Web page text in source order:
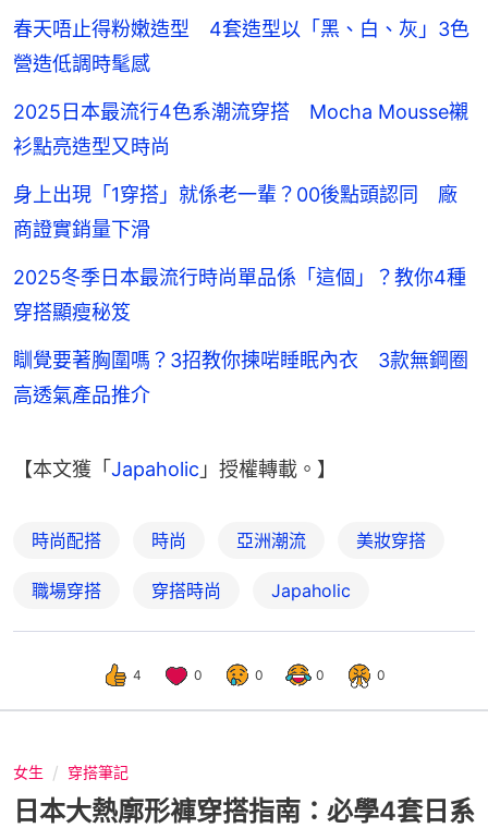
春天唔止得粉嫩造型 4套造型以「黑、白、灰」3色
營造低調時髦感
2025日本最流行4色系潮流穿搭 Mocha Mousse襯
衫點亮造型又時尚
身上出現「1穿搭」就係老一輩？00後點頭認同 廠
商證實銷量下滑
2025冬季日本最流行時尚單品係「這個」？教你4種
穿搭顯瘦秘笈
瞓覺要著胸圍嗎？3招教你揀啱睡眠內衣 3款無鋼圈
高透氣產品推介
【本文獲「Japaholic 」授權轉載。】
時尚配搭 時尚 亞洲潮流 美妝穿搭
職場穿搭 穿搭時尚 Japaholic
4 0 0 0 0
女生 穿搭筆記
日本大熱廓形褲穿搭指南：必學4套日系